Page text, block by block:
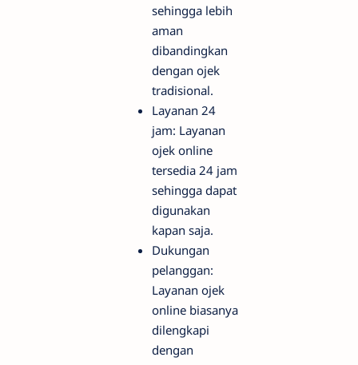
sehingga lebih
aman
dibandingkan
dengan ojek
tradisional.
Layanan 24
jam: Layanan
ojek online
tersedia 24 jam
sehingga dapat
digunakan
kapan saja.
Dukungan
pelanggan:
Layanan ojek
online biasanya
dilengkapi
dengan